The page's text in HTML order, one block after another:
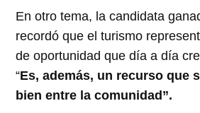
En otro tema, la candidata
recordó que el turismo
de oportunidad que día a día
“Es, además, un recurso que
bien entre la comunidad”.